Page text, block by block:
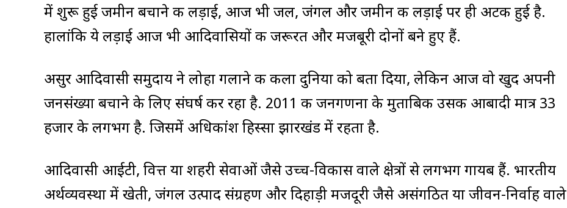
में शुरू हुई जमीन बचाने की लड़ाई, आज भी जल, जंगल और जमीन की लड़ाई पर ही अटकी हुई है.
हालांकि ये लड़ाई आज भी आदिवासियों की जरूरत और मजबूरी दोनों बने हुए हैं.
असुर आदिवासी समुदाय ने लोहा गलाने की कला दुनिया को बता दिया, लेकिन आज वो खुद अपनी
जनसंख्या बचाने के लिए संघर्ष कर रहा है. 2011 की जनगणना के मुताबिक उसकी आबादी मात्र 33
हजार के लगभग है. जिसमें अधिकांश हिस्सा झारखंड में रहता है.
आदिवासी आईटी, वित्त या शहरी सेवाओं जैसे उच्च-विकास वाले क्षेत्रों से लगभग गायब हैं. भारतीय
अर्थव्यवस्था में खेती, जंगल उत्पाद संग्रहण और दिहाड़ी मजदूरी जैसे असंगठित या जीवन-निर्वाह वाले